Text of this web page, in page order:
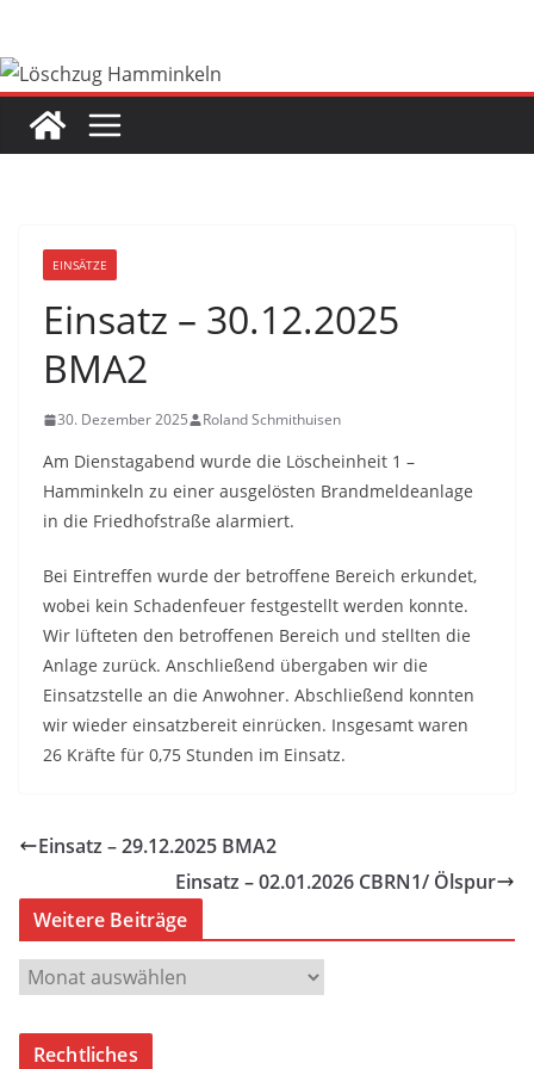
springen
EINSÄTZE
Einsatz – 30.12.2025
BMA2
30. Dezember 2025 Roland Schmithuisen
Am Dienstagabend wurde die Löscheinheit 1 –
Hamminkeln zu einer ausgelösten Brandmeldeanlage
in die Friedhofstraße alarmiert.
Bei Eintreffen wurde der betroffene Bereich erkundet,
wobei kein Schadenfeuer festgestellt werden konnte.
Wir lüfteten den betroffenen Bereich und stellten die
Anlage zurück. Anschließend übergaben wir die
Einsatzstelle an die Anwohner. Abschließend konnten
wir wieder einsatzbereit einrücken. Insgesamt waren
26 Kräfte für 0,75 Stunden im Einsatz.
Einsatz – 29.12.2025 BMA2
Einsatz – 02.01.2026 CBRN1/ Ölspur
Weitere Beiträge
W
e
i
Rechtliches